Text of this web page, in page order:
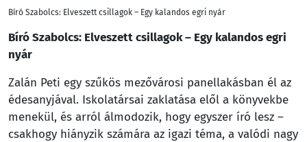
Bíró Szabolcs: Elveszett csillagok – Egy kalandos egri nyár
Bíró Szabolcs: Elveszett csillagok – Egy kalandos egri
nyár
Zalán Peti egy szűkös mezővárosi panellakásban él az
édesanyjával. Iskolatársai zaklatása elől a könyvekbe
menekül, és arról álmodozik, hogy egyszer író lesz –
csakhogy hiányzik számára az igazi téma, a valódi nagy